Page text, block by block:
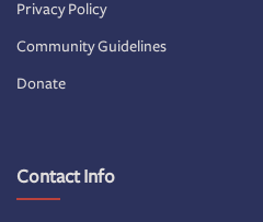
Privacy Policy
Community Guidelines
Donate
Contact Info